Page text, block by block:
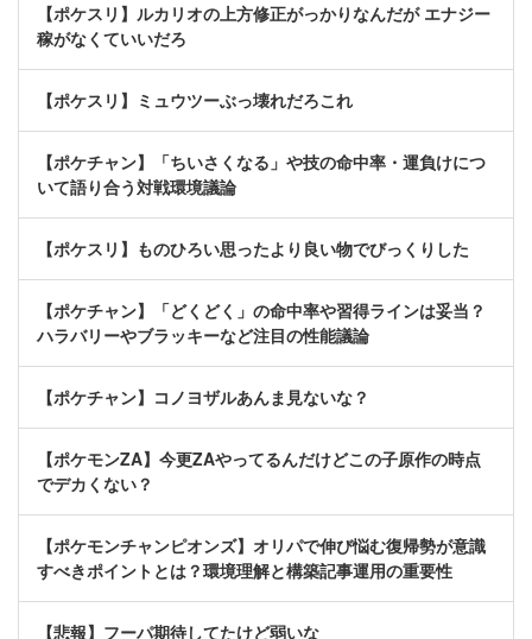
【ポケスリ】ルカリオの上方修正がっかりなんだが エナジー
稼がなくていいだろ
【ポケスリ】ミュウツーぶっ壊れだろこれ
【ポケチャン】「ちいさくなる」や技の命中率・運負けにつ
いて語り合う対戦環境議論
【ポケスリ】ものひろい思ったより良い物でびっくりした
【ポケチャン】「どくどく」の命中率や習得ラインは妥当？
ハラバリーやブラッキーなど注目の性能議論
【ポケチャン】コノヨザルあんま見ないな？
【ポケモンZA】今更ZAやってるんだけどこの子原作の時点
でデカくない？
【ポケモンチャンピオンズ】オリパで伸び悩む復帰勢が意識
すべきポイントとは？環境理解と構築記事運用の重要性
【悲報】フーパ期待してたけど弱いな